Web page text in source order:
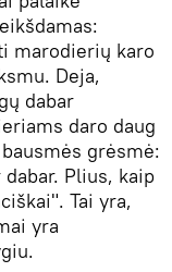
marodierių karo
Deja,
dabar
daro daug
grėsmė:
Plius, kaip
Tai yra,
yra